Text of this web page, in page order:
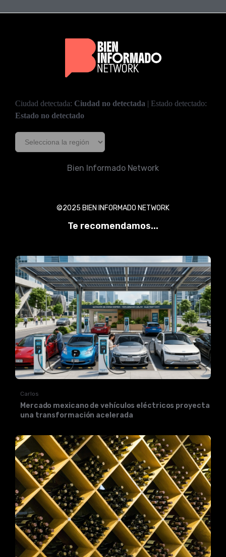
Ciudad detectada: Ciudad no detectada | Estado detectado:
Estado no detectado
Bien Informado Network
©2025 BIEN INFORMADO NETWORK
Te recomendamos...
Carlos
Mercado mexicano de vehículos eléctricos proyecta
una transformación acelerada